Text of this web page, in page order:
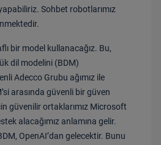
Sohbet robotlarımız
bir model kullanacağız. Bu,
dil modelini (BDM)
Adecco Grubu ağımız ile
arasında güvenli bir güven
güvenilir ortaklarımız Microsoft
alacağımız anlamına gelir.
OpenAI’dan gelecektir. Bunu